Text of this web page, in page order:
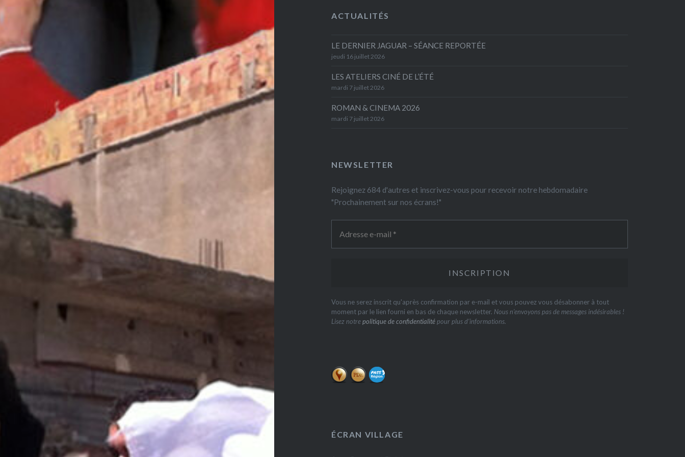
ACTUALITÉS
LE DERNIER JAGUAR – SÉANCE REPORTÉE
jeudi 16 juillet 2026
LES ATELIERS CINÉ DE L’ÉTÉ
mardi 7 juillet 2026
ROMAN & CINEMA 2026
mardi 7 juillet 2026
NEWSLETTER
Rejoignez 684 d'autres et inscrivez-vous pour recevoir notre hebdomadaire
"Prochainement sur nos écrans!"
Vous ne serez inscrit qu'après confirmation par e-mail et vous pouvez vous désabonner à tout
moment par le lien fourni en bas de chaque newsletter. Nous n’envoyons pas de messages indésirables !
Lisez notrepolitique de confidentialitépour plus d’informations.
ÉCRAN VILLAGE